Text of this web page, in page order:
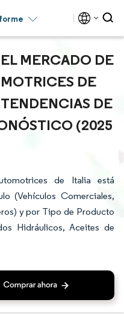
MERCADO DE
DE
DE
(2025
de Italia está
(Vehículos Comerciales,
y por Tipo de Producto
Hidráulicos, Aceites de